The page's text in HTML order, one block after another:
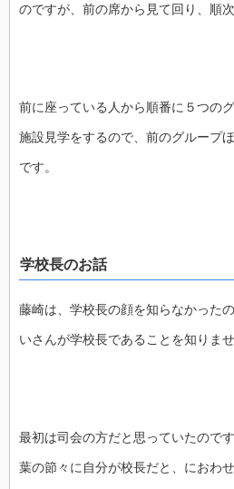
のですが、前の席から見て回り、順
前に座っている人から順番に５つの
施設見学をするので、前のグループ
です。
学校長のお話
藤崎は、学校長の顔を知らなかった
いさんが学校長であることを知りませ
最初は司会の方だと思っていたので
葉の節々に自分が校長だと、におわ